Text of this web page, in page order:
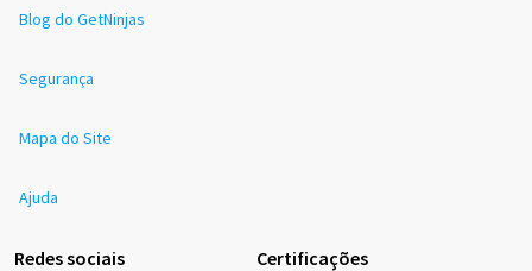
Blog do GetNinjas
Segurança
Mapa do Site
Ajuda
Redes sociais Certificações